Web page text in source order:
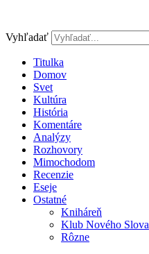
obsah
Vyhľadať
Titulka
Domov
Svet
Kultúra
História
Komentáre
Analýzy
Rozhovory
Mimochodom
Recenzie
Eseje
Ostatné
Kniháreň
Klub Nového Slova
Rôzne